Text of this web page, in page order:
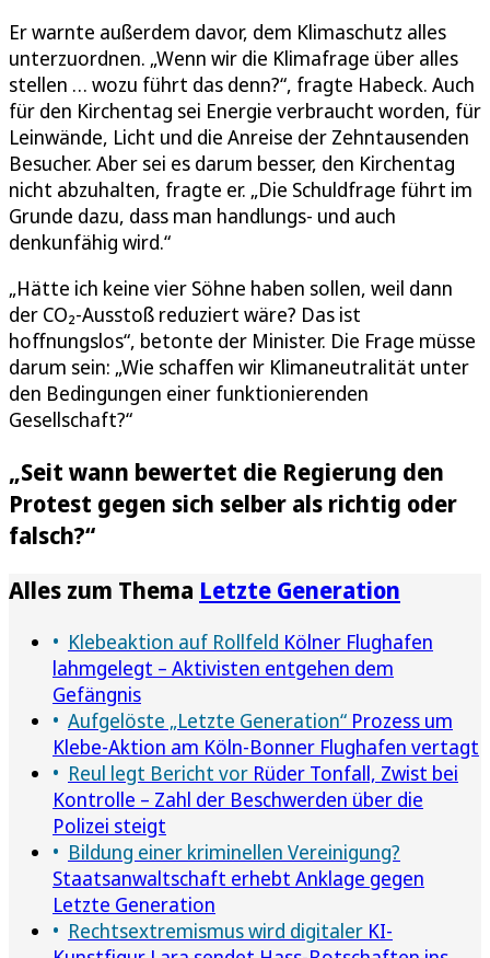
Er warnte außerdem davor, dem Klimaschutz alles
unterzuordnen. „Wenn wir die Klimafrage über alles
stellen … wozu führt das denn?“, fragte Habeck. Auch
für den Kirchentag sei Energie verbraucht worden, für
Leinwände, Licht und die Anreise der Zehntausenden
Besucher. Aber sei es darum besser, den Kirchentag
nicht abzuhalten, fragte er. „Die Schuldfrage führt im
Grunde dazu, dass man handlungs- und auch
denkunfähig wird.“
„Hätte ich keine vier Söhne haben sollen, weil dann
der CO₂-Ausstoß reduziert wäre? Das ist
hoffnungslos“, betonte der Minister. Die Frage müsse
darum sein: „Wie schaffen wir Klimaneutralität unter
den Bedingungen einer funktionierenden
Gesellschaft?“
„Seit wann bewertet die Regierung den
Protest gegen sich selber als richtig oder
falsch?“
Alles zum Thema Letzte Generation
Klebeaktion auf Rollfeld Kölner Flughafen
lahmgelegt – Aktivisten entgehen dem
Gefängnis
Aufgelöste „Letzte Generation“ Prozess um
Klebe-Aktion am Köln-Bonner Flughafen vertagt
Reul legt Bericht vor Rüder Tonfall, Zwist bei
Kontrolle – Zahl der Beschwerden über die
Polizei steigt
Bildung einer kriminellen Vereinigung?
Staatsanwaltschaft erhebt Anklage gegen
Letzte Generation
Rechtsextremismus wird digitaler KI-